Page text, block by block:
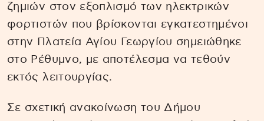
ζημιών στον εξοπλισμό των ηλεκτρικών
φορτιστών που βρίσκονται εγκατεστημένοι
στην Πλατεία Αγίου Γεωργίου σημειώθηκε
στο Ρέθυμνο, με αποτέλεσμα να τεθούν
εκτός λειτουργίας.
Σε σχετική ανακοίνωση του Δήμου